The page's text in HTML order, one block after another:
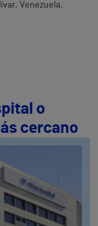
Venezuela.
o
cercano